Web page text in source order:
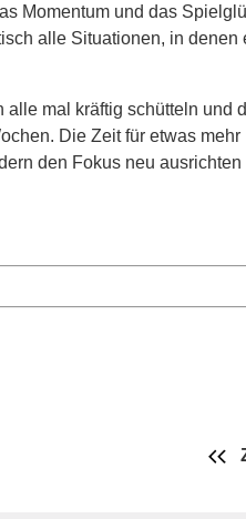
Momentum und das
alle Situationen, in denen
alle mal kräftig schütteln und
Die Zeit für etwas mehr
den Fokus neu ausrichten